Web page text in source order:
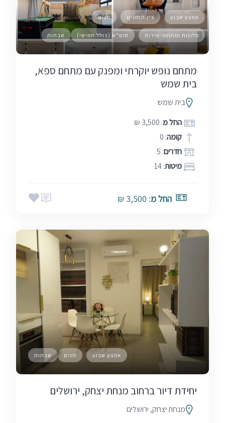
אמצע שבוע בין הזמנים חגים
מלונות ומתחמי אירוח סופ"ש (כולל חמישי) שבתות
מתחם נופש יוקרתי ומפנק עם מתחם ספא,
בית שמש
בית שמש
החל מ: 3,500 ₪
קומה: 0
חדרים: 5
מיטות: 14
החל מ: 3,500 ₪
אמצע שבוע חגים שבתות
יחידת דיור ברחוב מנחת יצחק, ירושלים
מנחת יצחק, ירושלים